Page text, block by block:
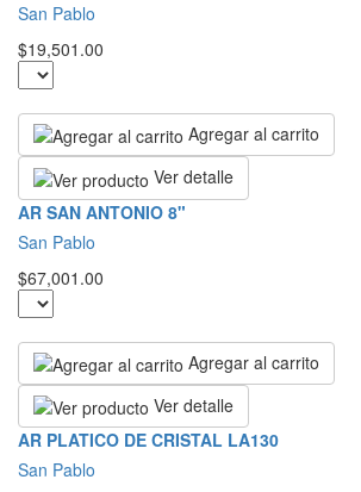
San Pablo
$19,501.00
Agregar al carrito
Ver detalle
AR SAN ANTONIO 8"
San Pablo
$67,001.00
Agregar al carrito
Ver detalle
AR PLATICO DE CRISTAL LA130
San Pablo